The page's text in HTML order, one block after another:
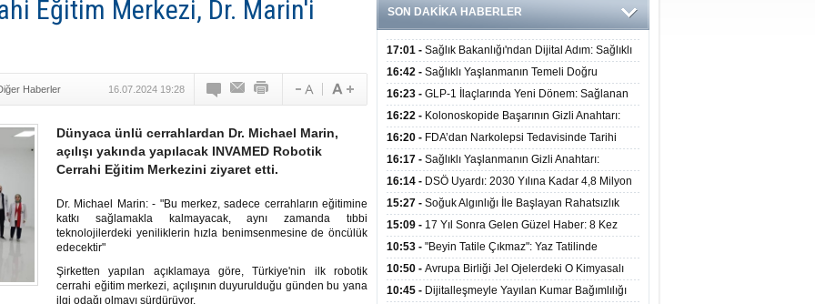
Eğitim Merkezi, Dr. Marin'i
Haberler 16.07.2024 19:28
Dünyaca ünlü cerrahlardan Dr. Michael Marin,
açılışı yakında yapılacak INVAMED Robotik
Cerrahi Eğitim Merkezini ziyaret etti.
Dr. Michael Marin: - "Bu merkez, sadece cerrahların eğitimine
katkı sağlamakla kalmayacak, aynı zamanda tıbbi
teknolojilerdeki yeniliklerin hızla benimsenmesine de öncülük
edecektir"
Şirketten yapılan açıklamaya göre, Türkiye'nin ilk robotik
cerrahi eğitim merkezi, açılışının duyurulduğu günden bu yana
ilgi odağı olmayı sürdürüyor.
SON DAKİKA HABERLER
17:01 - Sağlık Bakanlığı'ndan Dijital Adım: Sağlıklı
Hayat Merkezlerinde Uzaktan Danışmanlık Dönemi
Başladı
16:42 - Sağlıklı Yaşlanmanın Temeli Doğru
Beslenmeden Geçiyor: İleri Yaşta Hangi Besin
Öğelerine İhtiyaç Duyuluyor?
16:23 - GLP-1 İlaçlarında Yeni Dönem: Sağlanan
Faydalar Yalnızca Kilo Kaybıyla Sınırlı Değil
16:22 - Kolonoskopide Başarının Gizli Anahtarı:
Yetersiz Bağırsak Temizliği Poliplerin Gözden
Kaçmasına Neden Oluyor
16:20 - FDA’dan Narkolepsi Tedavisinde Tarihi
Onay: Oreksin Sistemini Hedefleyen İlk İlaç
Kullanıma Sunuldu
16:17 - Sağlıklı Yaşlanmanın Gizli Anahtarı:
Düzenli Kuvvet Antrenmanı Kas Ve Kemik Sağlığını
Koruyor
16:14 - DSÖ Uyardı: 2030 Yılına Kadar 4,8 Milyon
Hemşire ve Ebe Açığı Oluşabilir
15:27 - Soğuk Algınlığı İle Başlayan Rahatsızlık
Karaciğer Yetmezliği Çıktı: 17 Yıl Sonra Nakille
Hayata Tutundu
15:09 - 17 Yıl Sonra Gelen Güzel Haber: 8 Kez
Reddedilen Hastaya 9'uncu Çağrıda Nakil Yapıldı
10:53 - "Beyin Tatile Çıkmaz": Yaz Tatilinde
Öğrenilenlerin Yüzde 39'u Unutulabiliyor
10:50 - Avrupa Birliği Jel Ojelerdeki O Kimyasalı
Yasakladı: Kısırlık ve Alerji Riski Uyarısı
10:45 - Dijitalleşmeyle Yayılan Kumar Bağımlılığı